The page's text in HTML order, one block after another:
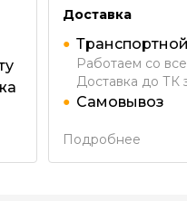
Доставка
Работаем со
Доставка до ТК
Самовывоз
Подробнее